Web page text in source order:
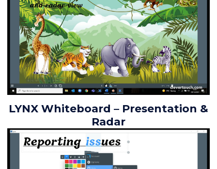
LYNX Whiteboard – Presentation &
Radar